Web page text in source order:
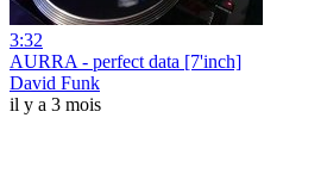
3:32
AURRA - perfect data [7'inch]
David Funk
il y a 3 mois